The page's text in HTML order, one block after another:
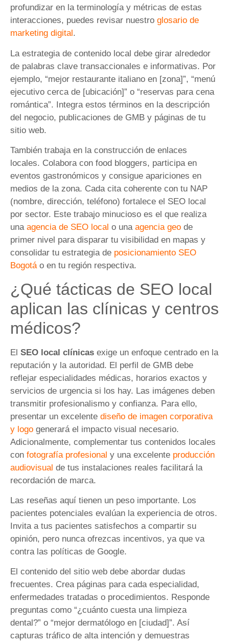
profundizar en la terminología y métricas de estas
interacciones, puedes revisar nuestro glosario de
marketing digital .
La estrategia de contenido local debe girar alrededor
de palabras clave transaccionales e informativas. Por
ejemplo, “mejor restaurante italiano en [zona]”, “menú
ejecutivo cerca de [ubicación]” o “reservas para cena
romántica”. Integra estos términos en la descripción
del negocio, publicaciones de GMB y páginas de tu
sitio web.
También trabaja en la construcción de enlaces
locales. Colabora con food bloggers, participa en
eventos gastronómicos y consigue apariciones en
medios de la zona. Cada cita coherente con tu NAP
(nombre, dirección, teléfono) fortalece el SEO local
por sector. Este trabajo minucioso es el que realiza
una agencia de SEO local o una agencia geo de
primer nivel para disparar tu visibilidad en mapas y
consolidar tu estrategia de posicionamiento SEO
Bogotáo en tu región respectiva.
¿Qué tácticas de SEO local
aplican las clínicas y centros
médicos?
El SEO local clínicas exige un enfoque centrado en la
reputación y la autoridad. El perfil de GMB debe
reflejar especialidades médicas, horarios exactos y
servicios de urgencia si los hay. Las imágenes deben
transmitir profesionalismo y confianza. Para ello,
presentar un excelente diseño de imagen corporativa
y logo generará el impacto visual necesario.
Adicionalmente, complementar tus contenidos locales
con fotografía profesional y una excelente producción
audiovisual de tus instalaciones reales facilitará la
recordación de marca.
Las reseñas aquí tienen un peso importante. Los
pacientes potenciales evalúan la experiencia de otros.
Invita a tus pacientes satisfechos a compartir su
opinión, pero nunca ofrezcas incentivos, ya que va
contra las políticas de Google.
El contenido del sitio web debe abordar dudas
frecuentes. Crea páginas para cada especialidad,
enfermedades tratadas o procedimientos. Responde
preguntas como “¿cuánto cuesta una limpieza
dental?” o “mejor dermatólogo en [ciudad]”. Así
capturas tráfico de alta intención y demuestras